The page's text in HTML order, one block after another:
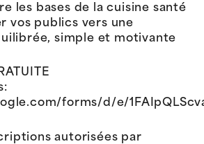
les bases de la cuisine santé
vos publics vers une
simple et motivante
forms/d/e/
autorisées par